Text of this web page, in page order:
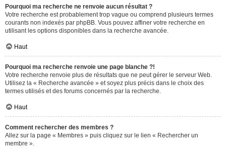
Pourquoi ma recherche ne renvoie aucun résultat ?
Votre recherche est probablement trop vague ou comprend plusieurs termes
courants non indexés par phpBB. Vous pouvez affiner votre recherche en
utilisant les options disponibles dans la recherche avancée.
Haut
Pourquoi ma recherche renvoie une page blanche ?!
Votre recherche renvoie plus de résultats que ne peut gérer le serveur Web.
Utilisez la « Recherche avancée » et soyez plus précis dans le choix des
termes utilisés et des forums concernés par la recherche.
Haut
Comment rechercher des membres ?
Allez sur la page « Membres » puis cliquez sur le lien « Rechercher un
membre ».